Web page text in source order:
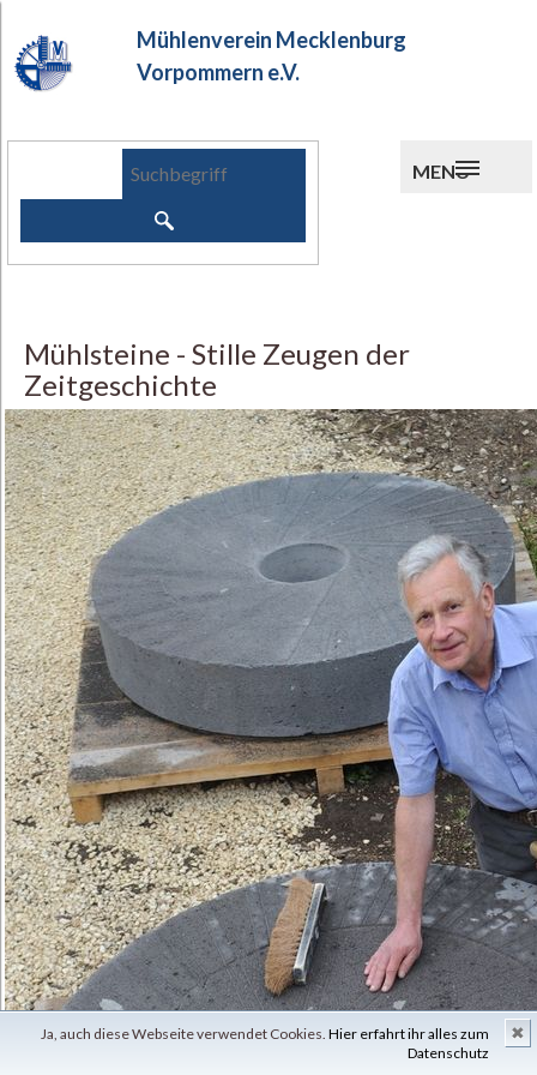
Ja, auch diese Webseite verwendet Cookies. Hier erfahrt ihr alles zum
Datenschutz
✖
Mühlenverein Mecklenburg
Vorpommern e.V.
MENU
Mühlsteine - Stille Zeugen der
Zeitgeschichte